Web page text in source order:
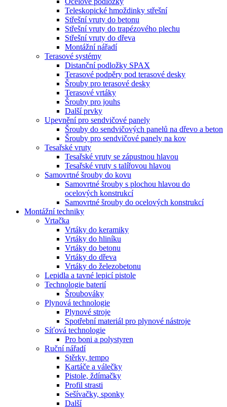
Teleskopické hmoždinky střešní
Střešní vruty do betonu
Střešní vruty do trapézového plechu
Střešní vruty do dřeva
Montážní nářadí
Terasové systémy
Distanční podložky SPAX
Terasové podpěry pod terasové desky
Šrouby pro terasové desky
Terasové vrtáky
Šrouby pro jouhs
Další prvky
Upevnění pro sendvičové panely
Šrouby do sendvičových panelů na dřevo a beton
Šrouby pro sendvičové panely na kov
Tesařské vruty
Tesařské vruty se zápustnou hlavou
Tesařské vruty s talířovou hlavou
Samovrtné šrouby do kovu
Samovrtné šrouby s plochou hlavou do
ocelových konstrukcí
Samovrtné šrouby do ocelových konstrukcí
Montážní techniky
Vrtačka
Vrtáky do keramiky
Vrtáky do hliníku
Vrtáky do betonu
Vrtáky do dřeva
Vrtáky do železobetonu
Lepidla a tavné lepicí pistole
Technologie baterií
Šroubováky
Plynová technologie
Plynové stroje
Spotřební materiál pro plynové nástroje
Síťová technologie
Pro boni a polystyren
Ruční nářadí
Stěrky, tempo
Kartáče a válečky
Pistole, ždímačky
Profil strasti
Sešívačky, sponky
Další